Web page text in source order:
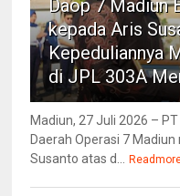
Daop 7 Madiun
kepada Aris
Kepeduliannya
di JPL 303A
Madiun, 27 Juli 2026 –
Daerah Operasi 7
Susanto atas d...